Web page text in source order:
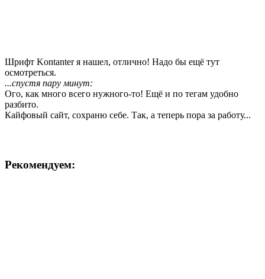
Шрифт Kontanter я нашел, отлично! Надо бы ещё тут
осмотреться.
...спустя пару минут:
Ого, как много всего нужного-то! Ещё и по тегам удобно
разбито.
Кайфовый сайт, сохраню себе. Так, а теперь пора за работу...
Рекомендуем: